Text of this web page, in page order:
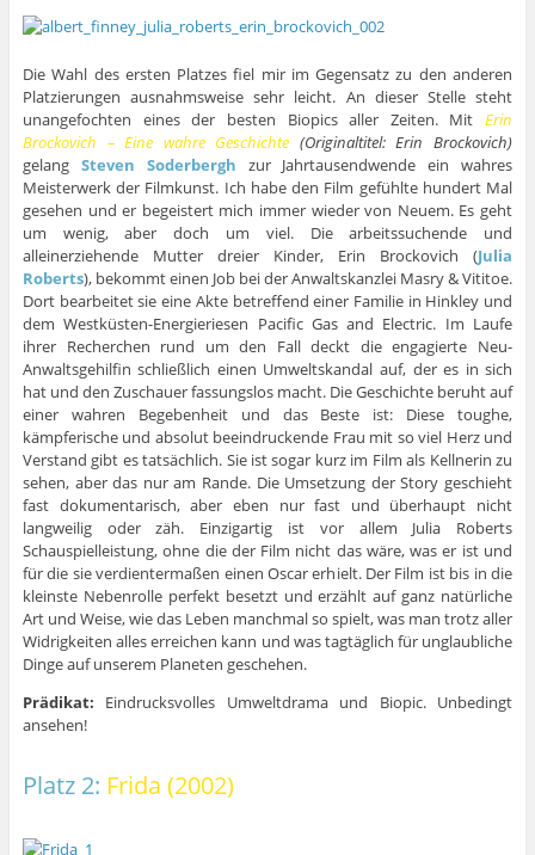
Die Wahl des ersten Platzes fiel mir im Gegensatz zu den anderen
Platzierungen ausnahmsweise sehr leicht. An dieser Stelle steht
unangefochten eines der besten Biopics aller Zeiten. MitErin
Brockovich – Eine wahre Geschichte (Originaltitel: Erin Brockovich)
gelang Steven Soderbergh zur Jahrtausendwende ein wahres
Meisterwerk der Filmkunst. Ich habe den Film gefühlte hundert Mal
gesehen und er begeistert mich immer wieder von Neuem. Es geht
um wenig, aber doch um viel. Die arbeitssuchende und
alleinerziehende Mutter dreier Kinder, Erin Brockovich (Julia
Roberts), bekommt einen Job bei der Anwaltskanzlei Masry & Vititoe.
Dort bearbeitet sie eine Akte betreffend einer Familie in Hinkley und
dem Westküsten-Energieriesen Pacific Gas and Electric. Im Laufe
ihrer Recherchen rund um den Fall deckt die engagierte Neu-
Anwaltsgehilfin schließlich einen Umweltskandal auf, der es in sich
hat und den Zuschauer fassungslos macht. Die Geschichte beruht auf
einer wahren Begebenheit und das Beste ist: Diese toughe,
kämpferische und absolut beeindruckende Frau mit so viel Herz und
Verstand gibt es tatsächlich. Sie ist sogar kurz im Film als Kellnerin zu
sehen, aber das nur am Rande. Die Umsetzung der Story geschieht
fast dokumentarisch, aber eben nur fast und überhaupt nicht
langweilig oder zäh. Einzigartig ist vor allem Julia Roberts
Schauspielleistung, ohne die der Film nicht das wäre, was er ist und
für die sie verdientermaßen einen Oscar erhielt. Der Film ist bis in die
kleinste Nebenrolle perfekt besetzt und erzählt auf ganz natürliche
Art und Weise, wie das Leben manchmal so spielt, was man trotz aller
Widrigkeiten alles erreichen kann und was tagtäglich für unglaubliche
Dinge auf unserem Planeten geschehen.
Prädikat: Eindrucksvolles Umweltdrama und Biopic. Unbedingt
ansehen!
Platz 2: Frida (2002)